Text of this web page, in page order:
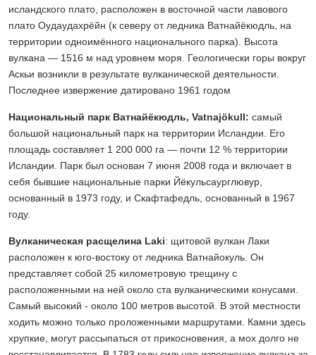
исландского плато, расположен в восточной части лавового
плато Оудаудахрёйн (к северу от ледника Ватнайёкюдль, на
территории одноимённого национального парка). Высота
вулкана — 1516 м над уровнем моря. Геологически горы вокруг
Аскьи возникли в результате вулканической деятельности.
Последнее извержение датировано 1961 годом
Национальный парк Ватнайёкюдль, Vatnajökull: самый
большой национальный парк на территории Исландии. Его
площадь составляет 1 200 000 га — почти 12 % территории
Исландии. Парк был основан 7 июня 2008 года и включает в
себя бывшие национальные парки Йёкульсаурглювур,
основанный в 1973 году, и Скафтафедль, основанный в 1967
году.
Вулканическая расщелина Laki: щитовой вулкан Лаки
расположен к юго-востоку от ледника Ватнайокуль. Он
представляет собой 25 километровую трещину с
расположенными на ней около ста вулканическими конусами.
Самый высокий - около 100 метров высотой. В этой местности
ходить можно только проложенными маршрутами. Камни здесь
хрупкие, могут рассыпаться от прикосновения, а мох долго не